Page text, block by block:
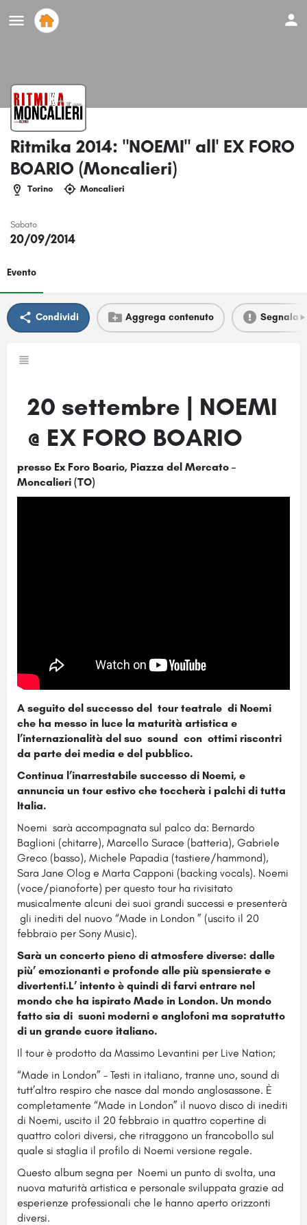
Ritmika 2014: "NOEMI" all' EX FORO
BOARIO (Moncalieri)
Torino Moncalieri
Sabato
20/09/2014
Evento
Condividi Aggrega contenuto Segnala
20 settembre | NOEMI
@ EX FORO BOARIO
presso Ex Foro Boario, Piazza del Mercato –
Moncalieri (TO)
A seguito del successo del tour teatrale di Noemi
che ha messo in luce la maturità artistica e
l’internazionalità del suo sound con ottimi riscontri
da parte dei media e del pubblico.
Continua l’inarrestabile successo di Noemi, e
annuncia un tour estivo che toccherà i palchi di tutta
Italia.
Noemi sarà accompagnata sul palco da: Bernardo
Baglioni (chitarre), Marcello Surace (batteria), Gabriele
Greco (basso), Michele Papadia (tastiere/hammond),
Sara Jane Olog e Marta Capponi (backing vocals). Noemi
(voce/pianoforte) per questo tour ha rivisitato
musicalmente alcuni dei suoi grandi successi e presenterà
gli inediti del nuovo “Made in London ” (uscito il 20
febbraio per Sony Music).
Sarà un concerto pieno di atmosfere diverse: dalle
più’ emozionanti e profonde alle più spensierate e
divertenti.L’ intento è quindi di farvi entrare nel
mondo che ha ispirato Made in London. Un mondo
fatto sia di suoni moderni e anglofoni ma sopratutto
di un grande cuore italiano.
Il tour è prodotto da Massimo Levantini per Live Nation;
“Made in London” – Testi in italiano, tranne uno, sound di
tutt’altro respiro che nasce dal mondo anglosassone. È
completamente “Made in London” il nuovo disco di inediti
di Noemi, uscito il 20 febbraio in quattro copertine di
quattro colori diversi, che ritraggono un francobollo sul
quale si staglia il profilo di Noemi versione regale.
Questo album segna per Noemi un punto di svolta, una
nuova maturità artistica e personale sviluppata grazie ad
esperienze professionali che le hanno aperto orizzonti
diversi.